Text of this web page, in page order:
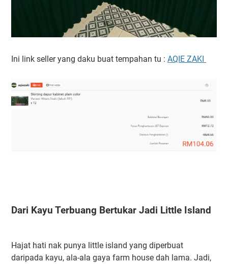
Ini link seller yang daku buat tempahan tu : AQIE ZAKI
Dari Kayu Terbuang Bertukar Jadi Little Island
Hajat hati nak punya little island yang diperbuat
daripada kayu, ala-ala gaya farm house dah lama. Jadi,